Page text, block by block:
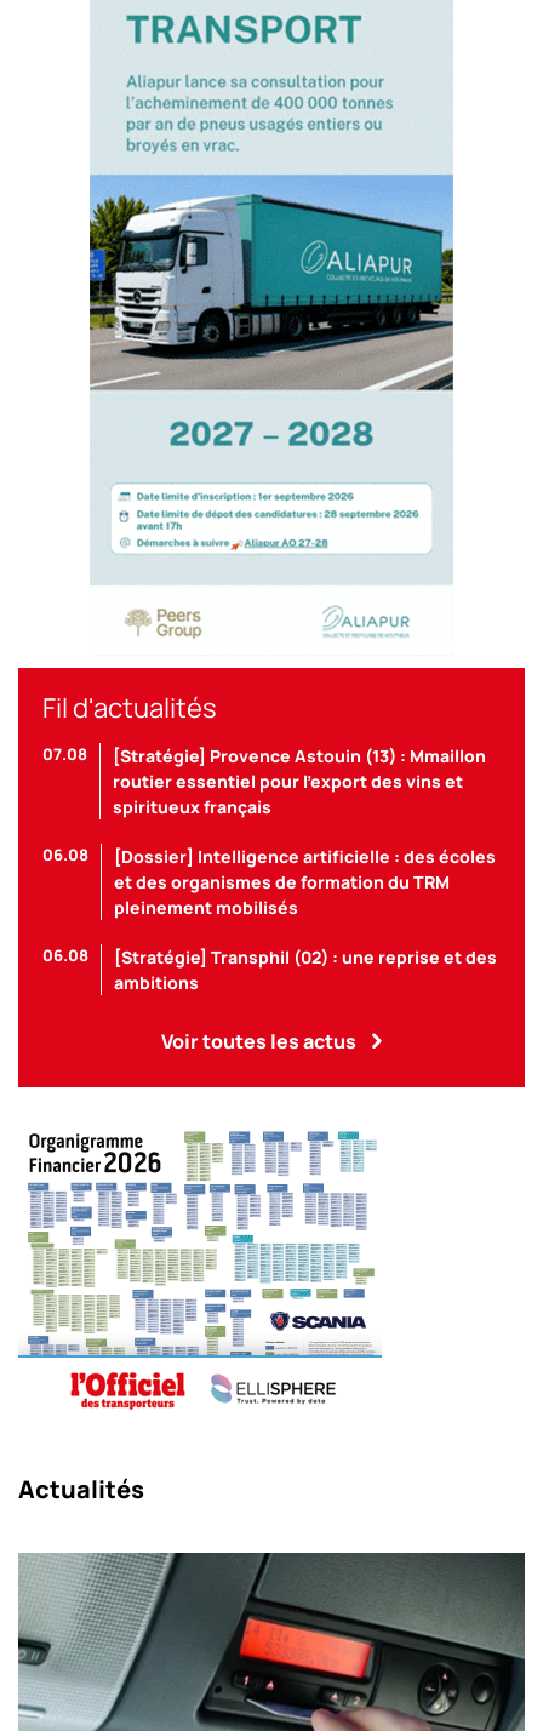
Fil d'actualités
07.08
[Stratégie] Provence Astouin (13) : Mmaillon
routier essentiel pour l’export des vins et
spiritueux français
06.08
[Dossier] Intelligence artificielle : des écoles
et des organismes de formation du TRM
pleinement mobilisés
06.08
[Stratégie] Transphil (02) : une reprise et des
ambitions
Voir toutes les actus
Actualités